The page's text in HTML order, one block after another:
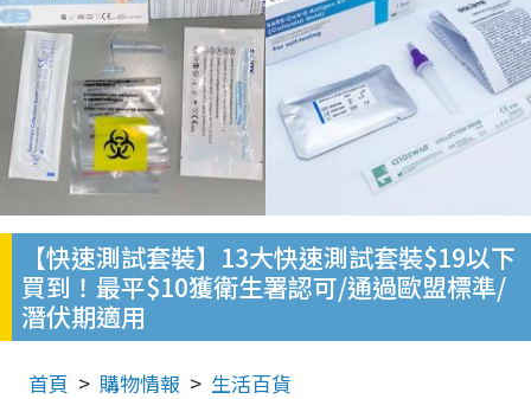
【快速測試套裝】13大快速測試套裝$19以下
買到！最平$10獲衛生署認可/通過歐盟標準/
潛伏期適用
首頁 購物情報 生活百貨